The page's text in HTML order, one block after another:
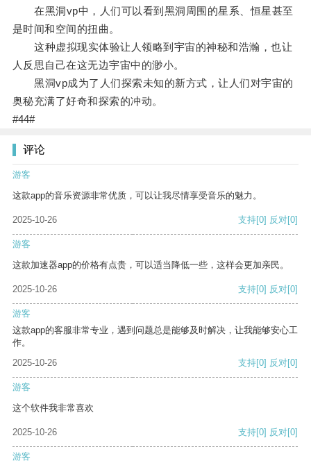
在黑洞vp中，人们可以看到黑洞周围的星系、恒星甚至
是时间和空间的扭曲。
这种虚拟现实体验让人领略到宇宙的神秘和浩瀚，也让
人反思自己在这无边宇宙中的渺小。
黑洞vp成为了人们探索未知的新方式，让人们对宇宙的
奥秘充满了好奇和探索的冲动。
#44#
评论
游客
这款app的音乐资源非常优质，可以让我尽情享受音乐的魅力。
2025-10-26 支持[0] 反对[0]
游客
这款加速器app的价格有点贵，可以适当降低一些，这样会更加亲民。
2025-10-26 支持[0] 反对[0]
游客
这款app的客服非常专业，遇到问题总是能够及时解决，让我能够安心工
作。
2025-10-26
支持[0] 反对[0]
游客
这个软件我非常喜欢
2025-10-26 支持[0] 反对[0]
游客